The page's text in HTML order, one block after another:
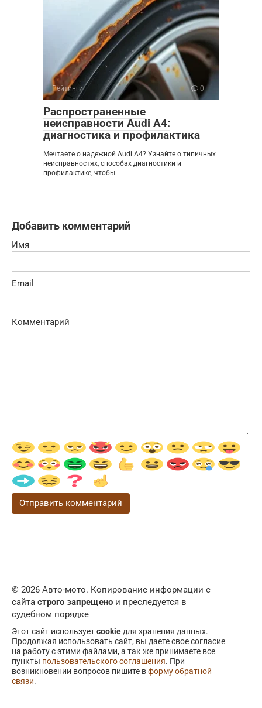
Рейтинги 0
Распространенные
неисправности Audi A4:
диагностика и профилактика
Мечтаете о надежной Audi A4? Узнайте о типичных
неисправностях, способах диагностики и
профилактике, чтобы
Добавить комментарий
Имя
Email
Комментарий
© 2026 Авто-мото. Копирование информации с
сайта строго запрещено и преследуется в
судебном порядке
Этот сайт используетcookie для хранения данных.
Продолжая использовать сайт, вы даете свое согласие
на работу с этими файлами, а так же принимаете все
пункты пользовательского соглашения. При
возникновении вопросов пишите вформу обратной
связи.